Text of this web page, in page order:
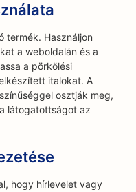
termék. Használjon
a weboldalán és a
a pörkölési
italokat. A
osztják meg,
látogatottságot az
hogy hírlevelet vagy